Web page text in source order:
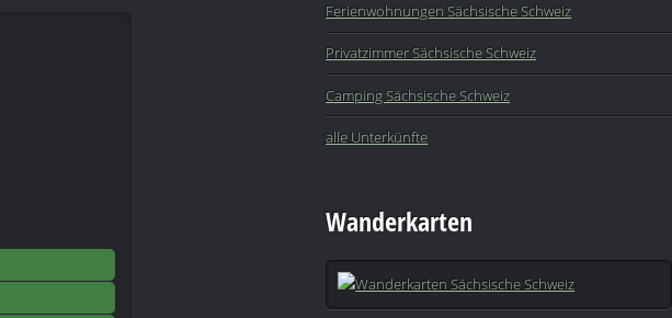
Ferienwohnungen Sächsische Schweiz
Privatzimmer Sächsische Schweiz
Camping Sächsische Schweiz
alle Unterkünfte
Wanderkarten